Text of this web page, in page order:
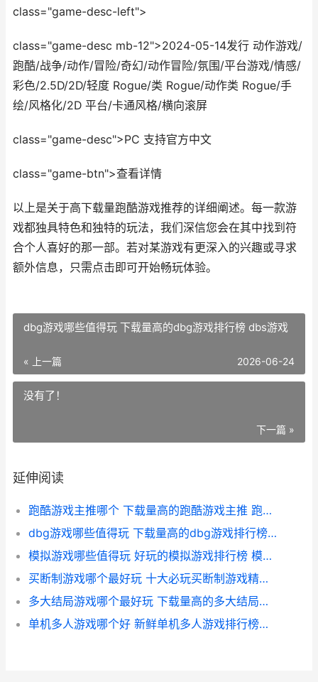
class="game-desc-left">
class="game-desc mb-12">2024-05-14发行 动作游戏/
跑酷/战争/动作/冒险/奇幻/动作冒险/氛围/平台游戏/情感/
彩色/2.5D/2D/轻度 Rogue/类 Rogue/动作类 Rogue/手
绘/风格化/2D 平台/卡通风格/横向滚屏
class="game-desc">PC 支持官方中文
class="game-btn">查看详情
以上是关于高下载量跑酷游戏推荐的详细阐述。每一款游
戏都独具特色和独特的玩法，我们深信您会在其中找到符
合个人喜好的那一部。若对某游戏有更深入的兴趣或寻求
额外信息，只需点击即可开始畅玩体验。
dbg游戏哪些值得玩 下载量高的dbg游戏排行榜 dbs游戏
« 上一篇 2026-06-24
没有了！
下一篇 »
延伸阅读
跑酷游戏主推哪个 下载量高的跑酷游戏主推 跑酷游戏哪个好
dbg游戏哪些值得玩 下载量高的dbg游戏排行榜 dbs游戏
模拟游戏哪些值得玩 好玩的模拟游戏排行榜 模拟游戏哪些值得玩
买断制游戏哪个最好玩 十大必玩买断制游戏精选 买断制游戏价格一览
多大结局游戏哪个最好玩 下载量高的多大结局游戏排行榜前10 大型多结局游戏
单机多人游戏哪个好 新鲜单机多人游戏排行榜前10 单机游戏多人模式